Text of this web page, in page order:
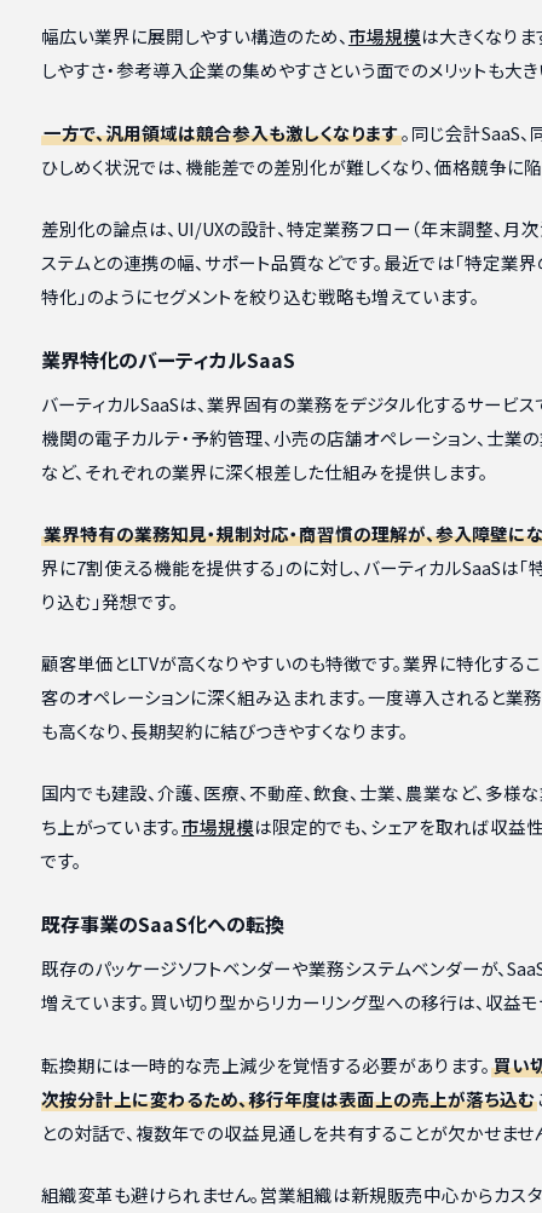
幅広い業界に展開しやすい構造のため、市場規模は大きくなり
しやすさ・参考導入企業の集めやすさという面でのメリットも大き
一方で、汎用領域は競合参入も激しくなります。同じ会計SaaS
ひしめく状況では、機能差での差別化が難しくなり、価格競争に陥
差別化の論点は、UI/UXの設計、特定業務フロー（年末調整、月
ステムとの連携の幅、サポート品質などです。最近では「特定業
特化」のようにセグメントを絞り込む戦略も増えています。
業界特化のバーティカルSaaS
バーティカルSaaSは、業界固有の業務をデジタル化するサービ
機関の電子カルテ・予約管理、小売の店舗オペレーション、士業
など、それぞれの業界に深く根差した仕組みを提供します。
業界特有の業務知見・規制対応・商習慣の理解が、参入障壁に
界に7割使える機能を提供する」のに対し、バーティカルSaaSは
り込む」発想です。
顧客単価とLTVが高くなりやすいのも特徴です。業界に特化する
客のオペレーションに深く組み込まれます。一度導入されると業
も高くなり、長期契約に結びつきやすくなります。
国内でも建設、介護、医療、不動産、飲食、士業、農業など、多様
ち上がっています。市場規模は限定的でも、シェアを取れば収益
です。
既存事業のSaaS化への転換
既存のパッケージソフトベンダーや業務システムベンダーが、
増えています。買い切り型からリカーリング型への移行は、収益
転換期には一時的な売上減少を覚悟する必要があります。 買い
次按分計上に変わるため、移行年度は表面上の売上が落ち込む
との対話で、複数年での収益見通しを共有することが欠かせませ
組織変革も避けられません。営業組織は新規販売中心からカス